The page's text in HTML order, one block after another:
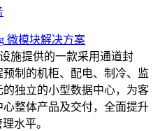
微模块解决方案
施提供的一款采用通道封
预制的机柜、配电、制冷、监
的独立的小型数据中心，为客
心整体产品及交付，全面提升
水平。